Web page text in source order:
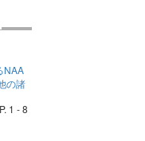
NAA
の諸
1 - 8